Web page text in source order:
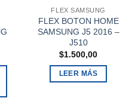
FLEX SAMSUNG
FLEX BOTON HOME
SAMSUNG J5 2016 –
J510
$1.500,00
LEER MÁS